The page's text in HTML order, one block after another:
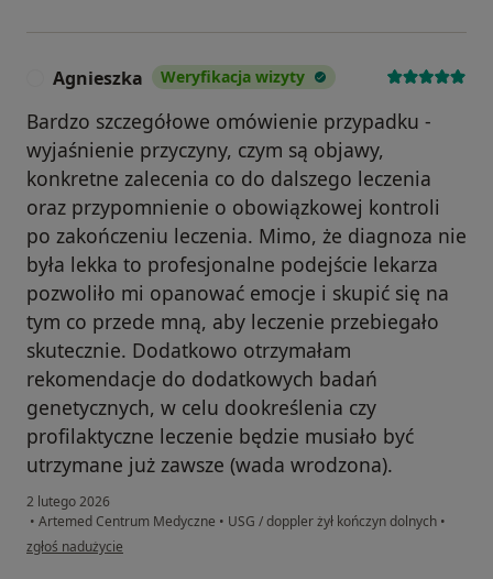
Agnieszka Weryfikacja wizyty
Bardzo szczegółowe omówienie przypadku -
wyjaśnienie przyczyny, czym są objawy,
konkretne zalecenia co do dalszego leczenia
oraz przypomnienie o obowiązkowej kontroli
po zakończeniu leczenia. Mimo, że diagnoza nie
była lekka to profesjonalne podejście lekarza
pozwoliło mi opanować emocje i skupić się na
tym co przede mną, aby leczenie przebiegało
skutecznie. Dodatkowo otrzymałam
rekomendacje do dodatkowych badań
genetycznych, w celu dookreślenia czy
profilaktyczne leczenie będzie musiało być
utrzymane już zawsze (wada wrodzona).
2 lutego 2026
• Artemed Centrum Medyczne • USG / doppler żył kończyn dolnych •
w opinii użytkownika Agnieszka
zgłoś nadużycie